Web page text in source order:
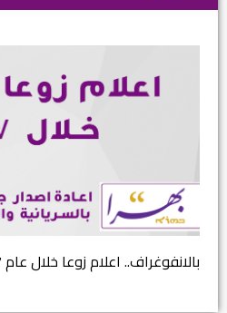
بالانفوغراف.. اعلام زوعا خلال عام 2017...